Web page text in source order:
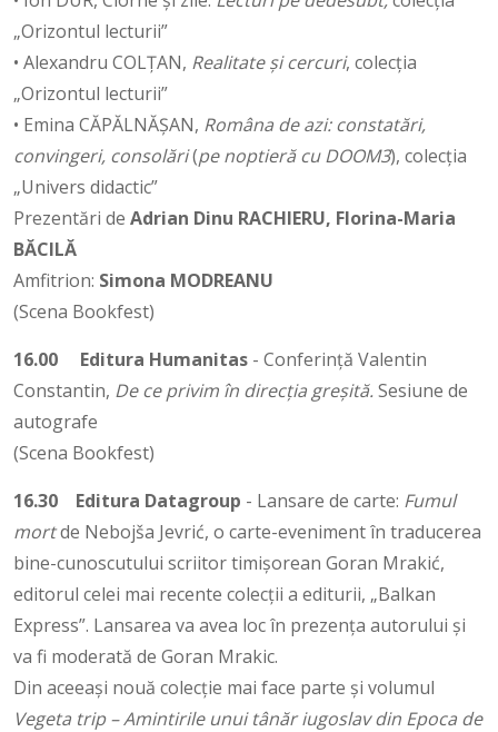
„Orizontul lecturii”
• Alexandru COLȚAN, Realitate și cercuri, colecția
„Orizontul lecturii”
• Emina CĂPĂLNĂȘAN, Româna de azi: constatări,
convingeri, consolări(pe noptieră cu DOOM3), colecția
„Univers didactic”
Prezentări de Adrian Dinu RACHIERU, Florina-Maria
BĂCILĂ
Amfitrion: Simona MODREANU
(Scena Bookfest)
16.00
Editura Humanitas - Conferință Valentin
Constantin, De ce privim în direcția greșită. Sesiune de
autografe
(Scena Bookfest)
16.30 Editura Datagroup - Lansare de carte: Fumul
mortde Nebojša Jevrić, o carte-eveniment în traducerea
bine-cunoscutului scriitor timișorean Goran Mrakić,
editorul celei mai recente colecții a editurii, „Balkan
Express”. Lansarea va avea loc în prezența autorului și
va fi moderată de Goran Mrakic.
Din aceeași nouă colecție mai face parte și volumul
Vegeta trip – Amintirile unui tânăr iugoslav din Epoca de